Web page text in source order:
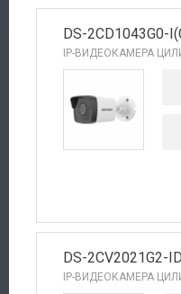
DS-2CD1043G0-
IP-ВИДЕОКАМЕРА
DS-2CV2021G2-
IP-ВИДЕОКАМЕРА